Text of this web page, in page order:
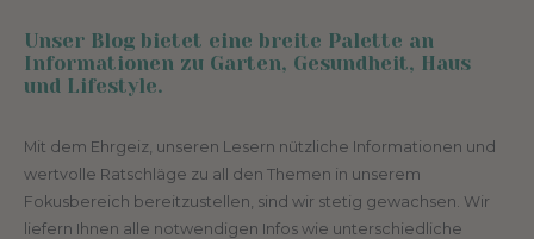
Unser Blog bietet eine breite Palette an
Informationen zu Garten, Gesundheit, Haus
und Lifestyle.
Mit dem Ehrgeiz, unseren Lesern nützliche Informationen und
wertvolle Ratschläge zu all den Themen in unserem
Fokusbereich bereitzustellen, sind wir stetig gewachsen. Wir
liefern Ihnen alle notwendigen Infos wie unterschiedliche